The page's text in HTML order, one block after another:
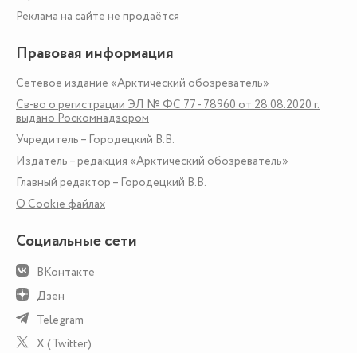
Реклама на сайте не продаётся
Правовая информация
Сетевое издание «Арктический обозреватель»
Св-во о регистрации ЭЛ № ФС 77 - 78960 от 28.08.2020 г.
выдано Роскомнадзором
Учредитель – Городецкий В.В.
Издатель – редакция «Арктический обозреватель»
Главный редактор – Городецкий В.В.
О Сookie файлах
Социальные сети
ВКонтакте
Дзен
Telegram
X (Twitter)